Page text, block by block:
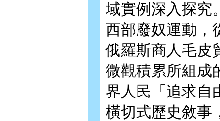
域實例深入探究
西部廢奴運動，
俄羅斯商人毛皮
微觀積累所組成
界人民「追求自
橫切式歷史敘事